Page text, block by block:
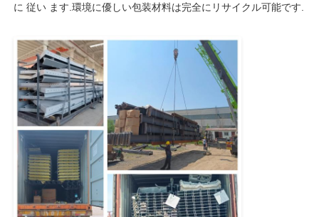
に 従い ます.環境に優しい包装材料は完全にリサイクル可能です.